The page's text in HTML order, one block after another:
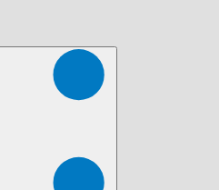
会社ストレチア